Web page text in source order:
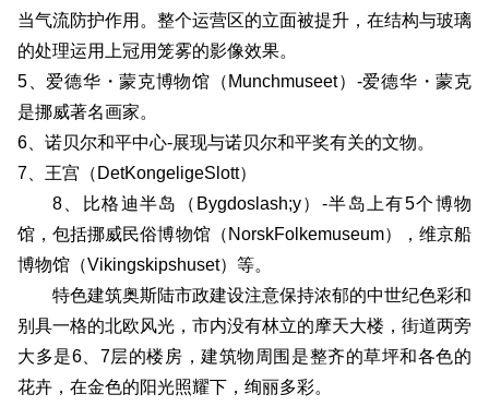
当气流防护作用。整个运营区的立面被提升，在结构与玻璃
的处理运用上冠用笼雾的影像效果。
5、爱德华・蒙克博物馆（Munchmuseet）-爱德华・蒙克
是挪威著名画家。
6、诺贝尔和平中心-展现与诺贝尔和平奖有关的文物。
7、王宫（DetKongeligeSlott）
8、比格迪半岛（Bygdoslash;y）-半岛上有5个博物
馆，包括挪威民俗博物馆（NorskFolkemuseum），维京船
博物馆（Vikingskipshuset）等。
特色建筑奥斯陆市政建设注意保持浓郁的中世纪色彩和
别具一格的北欧风光，市内没有林立的摩天大楼，街道两旁
大多是6、7层的楼房，建筑物周围是整齐的草坪和各色的
花卉，在金色的阳光照耀下，绚丽多彩。